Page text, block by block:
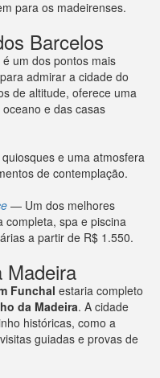
para os madeirenses.
Barcelos
é um dos pontos mais
para admirar a cidade do
de altitude, oferece uma
e das casas
e uma atmosfera
de contemplação.
— Um dos melhores
completa, spa e piscina
a partir de R$ 1.550.
Madeira
Funchal estaria completo
da Madeira. A cidade
históricas, como a
guiadas e provas de